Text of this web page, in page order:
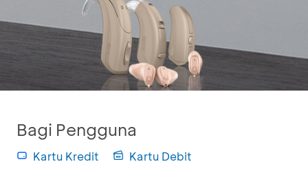
Bagi Pengguna
Kartu Kredit Kartu Debit